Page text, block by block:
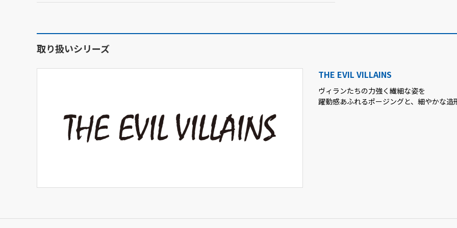
取り扱いシリーズ
THE EVIL VILLAINS
ヴィランたちの力強く繊細な姿を
躍動感あふれるポージングと、細やかな造